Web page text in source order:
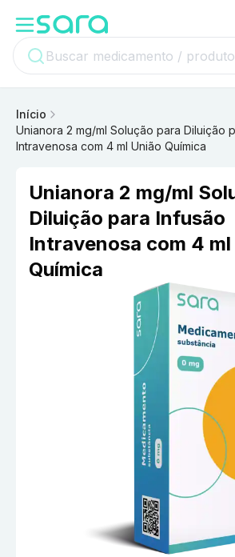
Início
Unianora 2 mg/ml Solução para Diluição
Intravenosa com 4 ml União Química
Unianora 2 mg/ml
Diluição para Infusão
Intravenosa com 4 ml
Química